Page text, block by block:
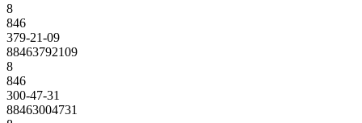
8
846
379-21-09
88463792109
8
846
300-47-31
88463004731